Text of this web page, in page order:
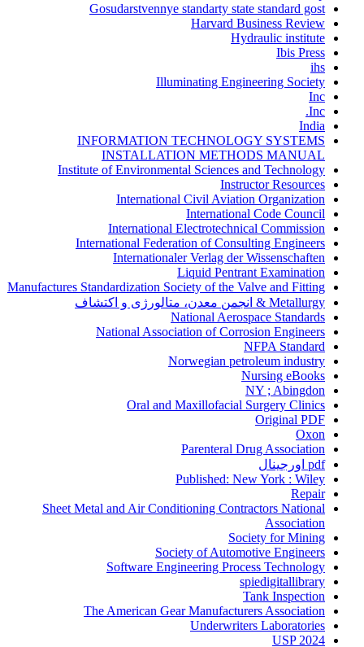
Gosudarstvennye standarty state standard gost
Harvard Business Review
Hydraulic institute
Ibis Press
ihs
Illuminating Engineering Society
Inc
Inc.
India
INFORMATION TECHNOLOGY SYSTEMS
INSTALLATION METHODS MANUAL
Institute of Environmental Sciences and Technology
Instructor Resources
International Civil Aviation Organization
International Code Council
International Electrotechnical Commission
International Federation of Consulting Engineers
Internationaler Verlag der Wissenschaften
Liquid Pentrant Examination
Manufactures Standardization Society of the Valve and Fitting
Metallurgy & انجمن معدن، متالورژی و اکتشاف
National Aerospace Standards
National Association of Corrosion Engineers
NFPA Standard
Norwegian petroleum industry
Nursing eBooks
NY ; Abingdon
Oral and Maxillofacial Surgery Clinics
Original PDF
Oxon
Parenteral Drug Association
pdf اورجینال
Published: New York : Wiley
Repair
Sheet Metal and Air Conditioning Contractors National
Association
Society for Mining
Society of Automotive Engineers
Software Engineering Process Technology
spiedigitallibrary
Tank Inspection
The American Gear Manufacturers Association
Underwriters Laboratories
USP 2024